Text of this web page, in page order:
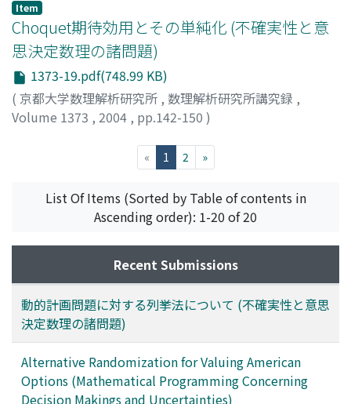
Item
Choquet期待効用とその単純化 (不確実性と意
思決定数理の諸問題)
1373-19.pdf(748.99 KB)
( 京都大学数理解析研究所 , 数理解析研究所講究録 ,
Volume 1373 , 2004 , pp.142-150 )
« 1 (current)
2 »
List Of Items (Sorted by Table of contents in
Ascending order): 1-20 of 20
Recent Submissions
動的計画問題に対する列挙法について (不確実性と意思
決定数理の諸問題)
Alternative Randomization for Valuing American
Options (Mathematical Programming Concerning
Decision Makings and Uncertainties)